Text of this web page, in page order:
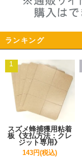
ランキング
1
スズメ蜂捕獲用粘着
板《支払方法：クレ
ジット専用》
143円(税込)